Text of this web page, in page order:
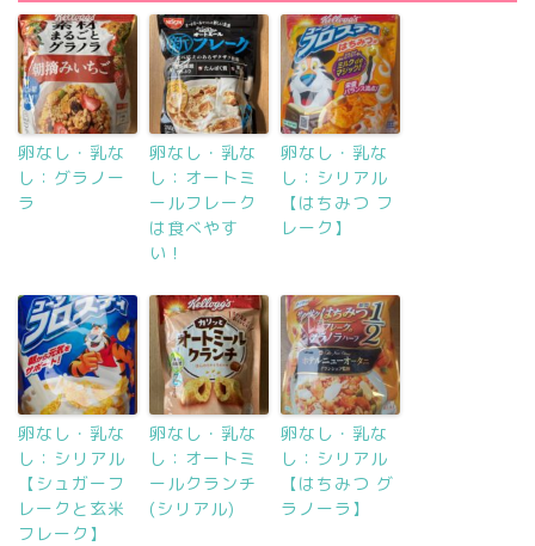
卵なし・乳な
し：グラノー
ラ
卵なし・乳な
し：オートミ
ールフレーク
は食べやす
い！
卵なし・乳な
し：シリアル
【はちみつ フ
レーク】
卵なし・乳な
し：シリアル
【シュガーフ
レークと玄米
フレーク】
卵なし・乳な
し：オートミ
ールクランチ
(シリアル)
卵なし・乳な
し：シリアル
【はちみつ グ
ラノーラ】